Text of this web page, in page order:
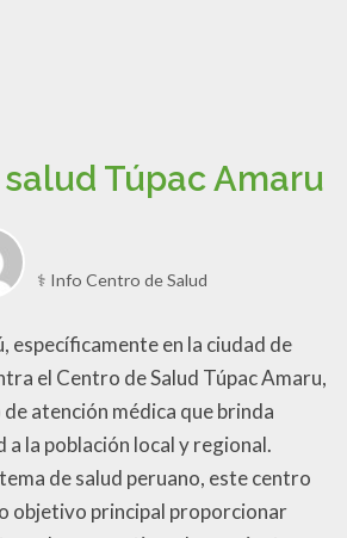
Túpac Amaru
⚕️ Info Centro de Salud
específicamente en la ciudad de
el Centro de Salud Túpac Amaru,
atención médica que brinda
a la población local y regional.
de salud peruano, este centro
objetivo principal proporcionar